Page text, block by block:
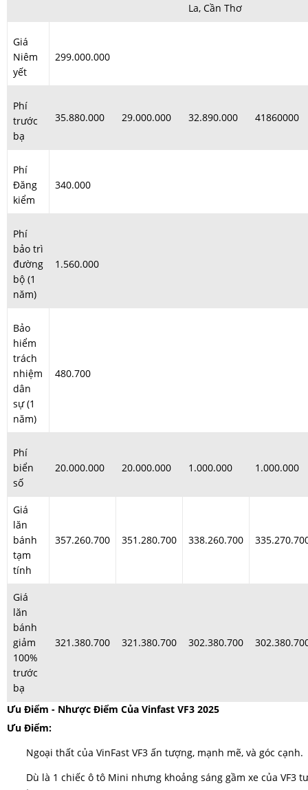
La, Cần Thơ
Giá
Niêm
yết
299.000.000
Phí
trước
bạ
35.880.000 29.000.000 32.890.000 41860000
Phí
Đăng
kiểm
340.000
Phí
bảo trì
đường
bộ (1
năm)
1.560.000
Bảo
hiểm
trách
nhiệm
dân
sự (1
năm)
480.700
Phí
biển
số
20.000.000 20.000.000 1.000.000 1.000.000
Giá
lăn
bánh
tạm
tính
357.260.700 351.280.700 338.260.700
Giá
lăn
bánh
giảm
100%
trước
bạ
321.380.700 321.380.700 302.380.700
Ưu Điểm - Nhược Điểm Của Vinfast VF3 2025
Ưu Điểm:
Ngoại thất của VinFast VF3 ấn tượng, mạnh mẽ, và góc cạnh.
Dù là 1 chiếc ô tô Mini nhưng khoảng sáng gầm xe của VF3